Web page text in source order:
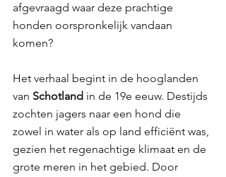
afgevraagd waar deze prachtige
honden oorspronkelijk vandaan
komen?
Het verhaal begint in de hooglanden
van Schotland in de 19e eeuw. Destijds
zochten jagers naar een hond die
zowel in water als op land efficiënt was,
gezien het regenachtige klimaat en de
grote meren in het gebied. Door